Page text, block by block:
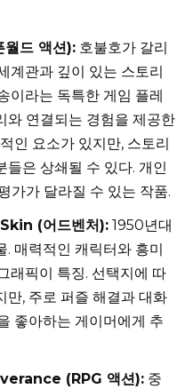
드 액션): 호불호가 갈리
계관과 깊이 있는 스토리
이라는 독특한 게임 플레
와 연결되는 경험을 제공한
인 요소가 있지만, 스토리
들은 상쇄될 수 있다. 개인
가가 달라질 수 있는 작품.
(어드벤처): 1950년대
. 매력적인 캐릭터와 흥미
래픽이 특징. 선택지에 따
만, 주로 퍼즐 해결과 대화
좋아하는 게이머에게 추
(RPG 액션): 중